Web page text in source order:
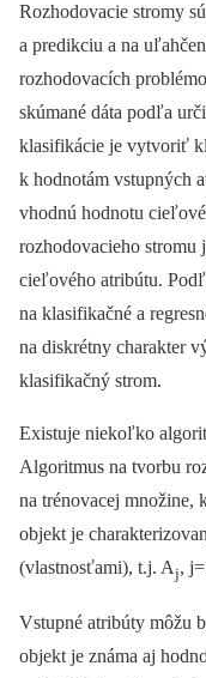
Rozhodovacie stromy
a predikciu a na
rozhodovacích
skúmané dáta podľa
klasifikácie je vytvoriť
k hodnotám vstupných
vhodnú hodnotu
rozhodovacieho
cieľového atribútu.
na klasifikačné a
na diskrétny charakter
klasifikačný strom.
Existuje niekoľko
Algoritmus na tvorbu
na trénovacej množine,
objekt je
(vlastnosťami), t.j. Aj,
Vstupné atribúty môžu
objekt je známa aj